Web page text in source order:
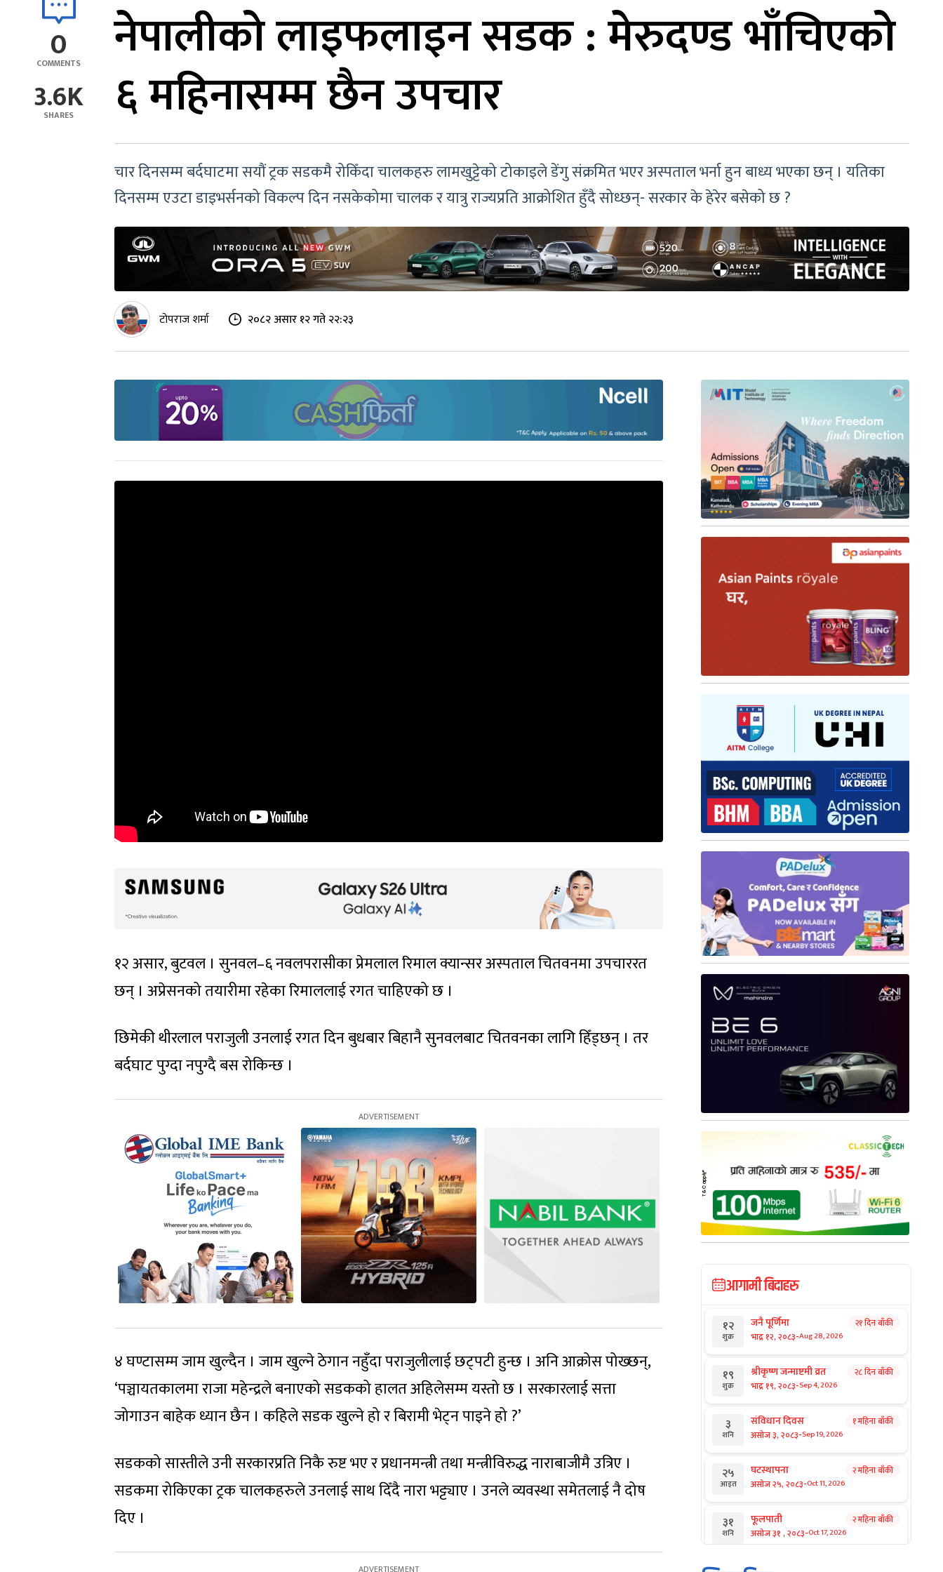
0
COMMENTS
3.6K
SHARES
नेपालीको लाइफलाइन सडक : मेरुदण्ड भाँचिएको
६ महिनासम्म छैन उपचार
चार दिनसम्म बर्दघाटमा सयौं ट्रक सडकमै रोकिँदा चालकहरु लामखुट्टेको टोकाइले डेंगु संक्रमित भएर अस्पताल भर्ना हुन बाध्य भएका छन् । यतिका
दिनसम्म एउटा डाइभर्सनको विकल्प दिन नसकेकोमा चालक र यात्रु राज्यप्रति आक्रोशित हुँदै सोध्छन्- सरकार के हेरेर बसेको छ ?
टोपराज शर्मा २०८२ असार १२ गते २२:२३
१२ असार, बुटवल । सुनवल–६ नवलपरासीका प्रेमलाल रिमाल क्यान्सर अस्पताल चितवनमा उपचाररत
छन् । अप्रेसनको तयारीमा रहेका रिमाललाई रगत चाहिएको छ ।
छिमेकी थीरलाल पराजुली उनलाई रगत दिन बुधबार बिहानै सुनवलबाट चितवनका लागि हिँड्छन् । तर
बर्दघाट पुग्दा नपुग्दै बस रोकिन्छ ।
४ घण्टासम्म जाम खुल्दैन । जाम खुल्ने ठेगान नहुँदा पराजुलीलाई छट्पटी हुन्छ । अनि आक्रोस पोख्छन्,
‘पञ्चायतकालमा राजा महेन्द्रले बनाएको सडकको हालत अहिलेसम्म यस्तो छ । सरकारलाई सत्ता
जोगाउन बाहेक ध्यान छैन । कहिले सडक खुल्ने हो र बिरामी भेट्न पाइने हो ?’
सडकको सास्तीले उनी सरकारप्रति निकै रुष्ट भए र प्रधानमन्त्री तथा मन्त्रीविरुद्ध नाराबाजीमै उत्रिए ।
सडकमा रोकिएका ट्रक चालकहरुले उनलाई साथ दिँदै नारा भट्ट्याए । उनले व्यवस्था समेतलाई नै दोष
दिए ।
आगामी बिदाहरु
१२
शुक्र
जनै पूर्णिमा
भाद्र १२, २०८३-Aug 28, 2026
२१ दिन बाँकी
१९
शुक्र
श्रीकृष्ण जन्माष्टमी व्रत
भाद्र १९, २०८३-Sep 4, 2026
२८ दिन बाँकी
३
शनि
संविधान दिवस
असोज ३, २०८३-Sep 19, 2026
१ महिना बाँकी
२५
आइत
घटस्थापना
असोज २५, २०८३-Oct 11, 2026
२ महिना बाँकी
३१
शनि
फूलपाती
असोज ३१ , २०८३-Oct 17, 2026
२ महिना बाँकी
कार्तिक सङ्क्रान्ति